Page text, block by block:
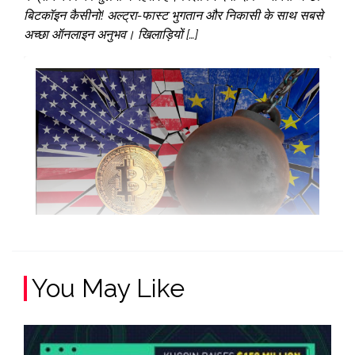
बिटकॉइन कैसीनो! अल्ट्रा-फास्ट भुगतान और निकासी के साथ सबसे
अच्छा ऑनलाइन अनुभव। खिलाड़ियों […]
You May Like